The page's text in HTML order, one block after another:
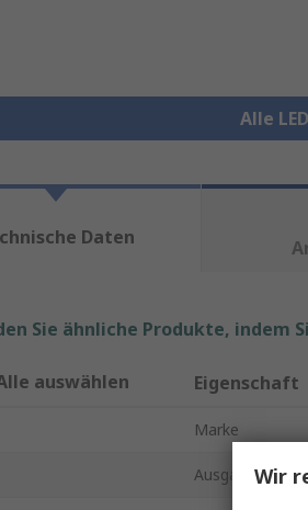
Alle
Daten
Sie ähnliche Produkte, indem
auswählen Eigenschaft
Marke
Wir